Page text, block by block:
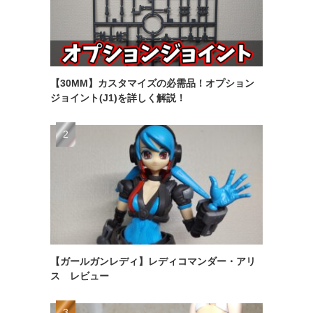
【30MM】カスタマイズの必需品！オプション
ジョイント(J1)を詳しく解説！
【ガールガンレディ】レディコマンダー・アリ
ス レビュー